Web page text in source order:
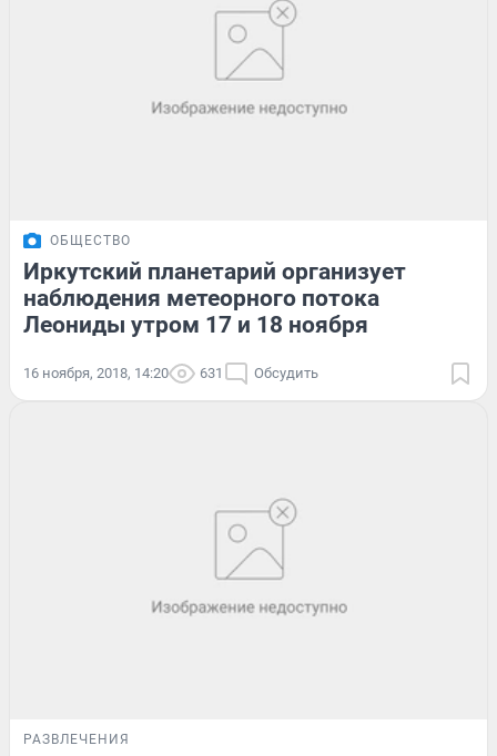
ОБЩЕСТВО
Иркутский планетарий организует
наблюдения метеорного потока
Леониды утром 17 и 18 ноября
16 ноября, 2018, 14:20 631 Обсудить
РАЗВЛЕЧЕНИЯ